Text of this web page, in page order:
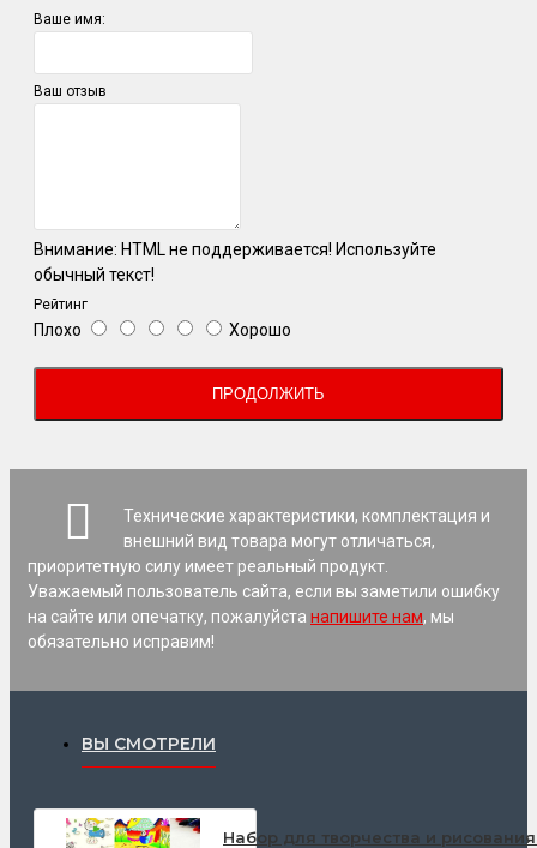
Ваше имя:
Ваш отзыв
Внимание: HTML не поддерживается! Используйте
обычный текст!
Рейтинг
Плохо Хорошо
ПРОДОЛЖИТЬ
Технические характеристики, комплектация и
внешний вид товара могут отличаться,
приоритетную силу имеет реальный продукт.
Уважаемый пользователь сайта, если вы заметили ошибку
на сайте или опечатку, пожалуйста напишите нам, мы
обязательно исправим!
ВЫ СМОТРЕЛИ
Набор для творчества и рисования